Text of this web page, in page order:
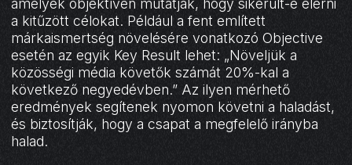
amelyek objektíven mutatják, hogy sikerült-e elérni
a kitűzött célokat. Például a fent említett
márkaismertség növelésére vonatkozó Objective
esetén az egyik Key Result lehet: „Növeljük a
közösségi média követők számát 20%-kal a
következő negyedévben.” Az ilyen mérhető
eredmények segítenek nyomon követni a haladást,
és biztosítják, hogy a csapat a megfelelő irányba
halad.